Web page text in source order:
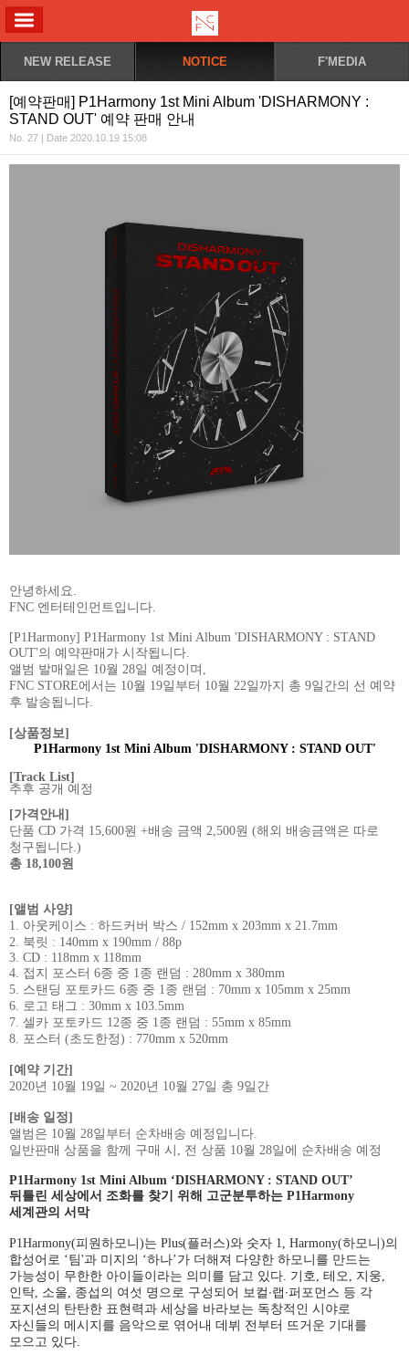
NEW RELEASE NOTICE F'MEDIA
[예약판매] P1Harmony 1st Mini Album 'DISHARMONY :
STAND OUT' 예약 판매 안내
No. 27 | Date 2020.10.19 15:08
안녕하세요.
FNC 엔터테인먼트입니다.
[P1Harmony] P1Harmony 1st Mini Album 'DISHARMONY : STAND
OUT'의 예약판매가 시작됩니다.
앨범 발매일은 10월 28일 예정이며 ,
FNC STORE에서는 10월 19일부터 10월 22일까지 총 9일간의 선 예약
후 발송됩니다.
[상품정보]
P1Harmony 1st Mini Album 'DISHARMONY : STAND OUT'
[Track List]
추후 공개 예정
[가격안내 ]
단품 CD 가격 15,600원 +배송 금액 2,500원 (해외 배송금액은 따로
청구됩니다.)
총 18,100원
[앨범 사양]
1. 아웃케이스 : 하드커버 박스 / 152mm x 203mm x 21.7mm
2. 북릿 : 140mm x 190mm / 88p
3. CD : 118mm x 118mm
4. 접지 포스터 6종 중 1종 랜덤 : 280mm x 380mm
5. 스탠딩 포토카드 6종 중 1종 랜덤 : 70mm x 105mm x 25mm
6. 로고 태그 : 30mm x 103.5mm
7. 셀카 포토카드 12종 중 1종 랜덤 : 55mm x 85mm
8. 포스터 (초도한정) : 770mm x 520mm
[예약 기간]
2020년 10월 19일 ~ 2020년 10월 27일 총 9일간
[배송 일정]
앨범은 10월 28일부터 순차배송 예정입니다.
일반판매 상품을 함께 구매 시 , 전 상품 10월 28일에 순차배송 예정
P1Harmony 1st Mini Album ‘DISHARMONY : STAND OUT’
뒤틀린 세상에서 조화를 찾기 위해 고군분투하는 P1Harmony
세계관의 서막
P1Harmony(피원하모니 )는 Plus(플러스)와 숫자 1, Harmony(하모니 )의
합성어로 ‘팀'과 미지의 ‘하나’가 더해져 다양한 하모니를 만드는
가능성이 무한한 아이들이라는 의미를 담고 있다. 기호, 테오, 지웅,
인탁, 소울, 종섭의 여섯 명으로 구성되어 보컬 ∙랩 ∙퍼포먼스 등 각
포지션의 탄탄한 표현력과 세상을 바라보는 독창적인 시야로
자신들의 메시지를 음악으로 엮어내 데뷔 전부터 뜨거운 기대를
모으고 있다.